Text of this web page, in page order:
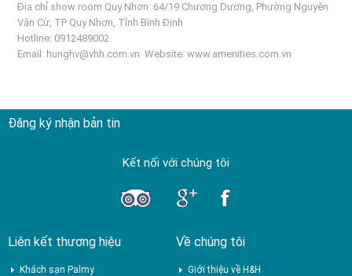
Địa chỉ show room Quy Nhơn: 64/19 Chương Dương, Phường Nguyên
Văn Cừ, TP Quy Nhơn, Tỉnh Bình Định
Hotline: 0912489002
Email: hunghv@vhh.com.vn Website:www.amenities.com.vn
Đăng ký nhận bản tin
Kết nối với chúng tôi
Liên kết thương hiệu
Khách sạn Palmy
Về chúng tôi
Giới thiệu về H&H